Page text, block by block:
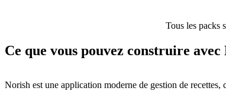
Tous les packs
Ce que vous pouvez construire
Norish est une application moderne de gestion de recettes,